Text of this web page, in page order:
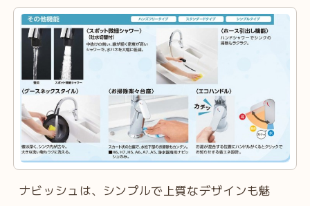
ナビッシュは、シンプルで上質なデザインも魅